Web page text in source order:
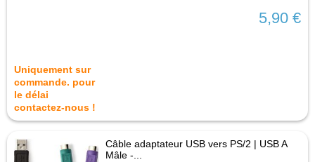
5,90 €
Uniquement sur
commande. pour
le délai
contactez-nous !
Câble adaptateur USB vers PS/2 | USB A
Mâle -...